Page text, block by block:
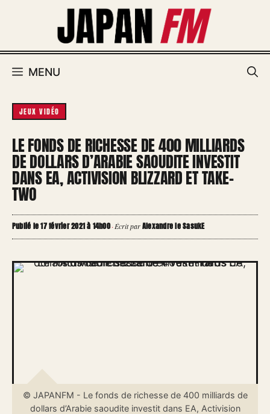
MENU
JEUX VIDÉO
LE FONDS DE RICHESSE DE 400 MILLIARDS
DE DOLLARS D’ARABIE SAOUDITE INVESTIT
DANS EA, ACTIVISION BLIZZARD ET TAKE-
TWO
Publié le 17 février 2021 à 14h00·Écrit parAlexandre le SasukE
© JAPANFM - Le fonds de richesse de 400 milliards de
dollars d’Arabie saoudite investit dans EA, Activision